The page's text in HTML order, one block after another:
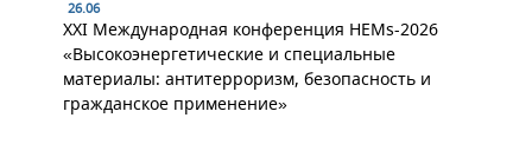
26.06
XXI Международная конференция HEMs-2026
«Высокоэнергетические и специальные
материалы: антитерроризм, безопасность и
гражданское применение»